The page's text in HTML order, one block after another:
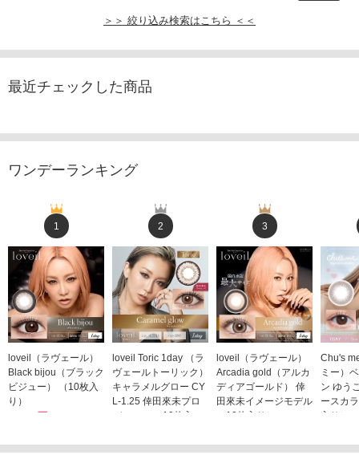
＞＞ 絞り込み検索はこちら ＜＜
最近チェックした商品
ワンデーランキング
1
loveil（ラヴェール）
Black bijou（ブラック
ビジュー） （10枚入
り）
1,760円
2
loveil Toric 1day （ラ
ヴェールトーリック）
キャラメルグロー CY
L-1.25 倖田來未プロ
デュース （10枚入
1,760円(税込)
3
loveil（ラヴェール）
Arcadia gold（アルカ
ディアゴールド） 倖
田來未イメージモデル
（10枚入り）
Chu's
ミー）
ン ゆう
ースカ
入り）